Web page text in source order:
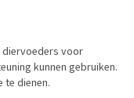
diervoeders voor
kunnen gebruiken.
te dienen.